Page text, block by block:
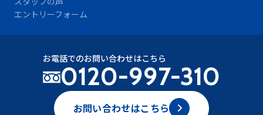
エントリーフォーム
お電話でのお問い合わせはこちら
0120-997-310
お問い合わせはこちら